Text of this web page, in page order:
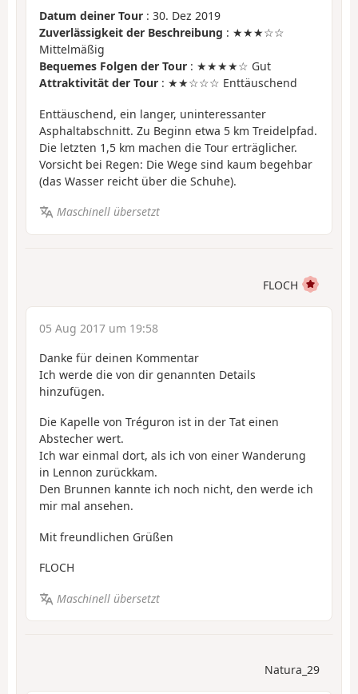
Datum deiner Tour : 30. Dez 2019
Zuverlässigkeit der Beschreibung : ★★★☆☆
Mittelmäßig
Bequemes Folgen der Tour : ★★★★☆ Gut
Attraktivität der Tour : ★★☆☆☆ Enttäuschend
Enttäuschend, ein langer, uninteressanter
Asphaltabschnitt. Zu Beginn etwa 5 km Treidelpfad.
Die letzten 1,5 km machen die Tour erträglicher.
Vorsicht bei Regen: Die Wege sind kaum begehbar
(das Wasser reicht über die Schuhe).
Maschinell übersetzt
FLOCH
05 Aug 2017 um 19:58
Danke für deinen Kommentar
Ich werde die von dir genannten Details
hinzufügen.
Die Kapelle von Tréguron ist in der Tat einen
Abstecher wert.
Ich war einmal dort, als ich von einer Wanderung
in Lennon zurückkam.
Den Brunnen kannte ich noch nicht, den werde ich
mir mal ansehen.
Mit freundlichen Grüßen
FLOCH
Maschinell übersetzt
Natura_29